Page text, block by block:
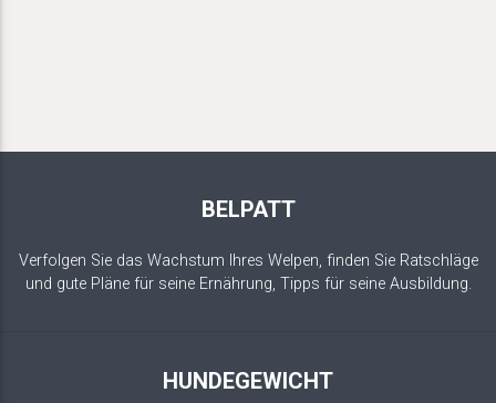
BELPATT
Verfolgen Sie das Wachstum Ihres Welpen, finden Sie Ratschläge
und gute Pläne für seine Ernährung, Tipps für seine Ausbildung.
HUNDEGEWICHT